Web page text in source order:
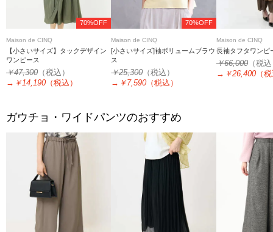
70%OFF
Maison de CINQ
【小さいサイズ】タックデザイン
ワンピース
￥47,300 （税込）
→ ￥14,190 （税込）
70%OFF
Maison de CINQ
[小さいサイズ]袖ボリュームブラウ
ス
￥25,300（税込）
→ ￥7,590 （税込）
Maison de CINQ
長袖タフタワンピ
￥66,000（税
→ ￥26,400（
ガウチョ・ワイドパンツのおすすめ